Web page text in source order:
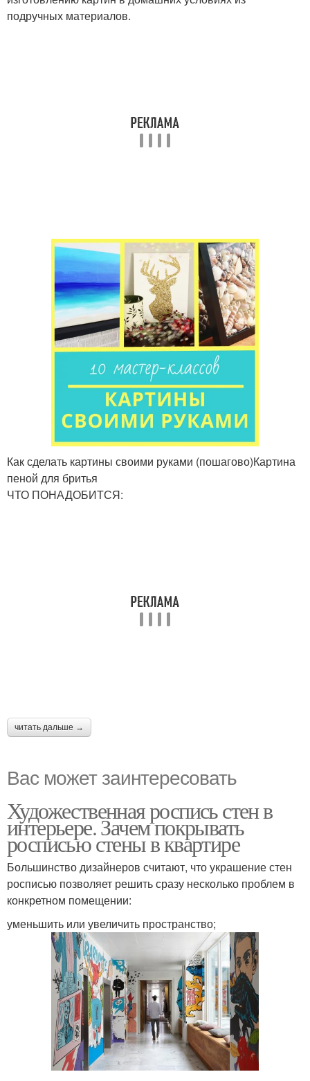
подручных материалов.
Как сделать картины своими руками (пошагово)Картина
пеной для бритья
ЧТО ПОНАДОБИТСЯ:
читать дальше →
Вас может заинтересовать
Художественная роспись стен в
интерьере. Зачем покрывать
росписью стены в квартире
Большинство дизайнеров считают, что украшение стен
росписью позволяет решить сразу несколько проблем в
конкретном помещении:
уменьшить или увеличить пространство;